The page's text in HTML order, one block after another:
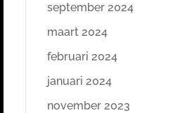
september 2024
maart 2024
februari 2024
januari 2024
november 2023